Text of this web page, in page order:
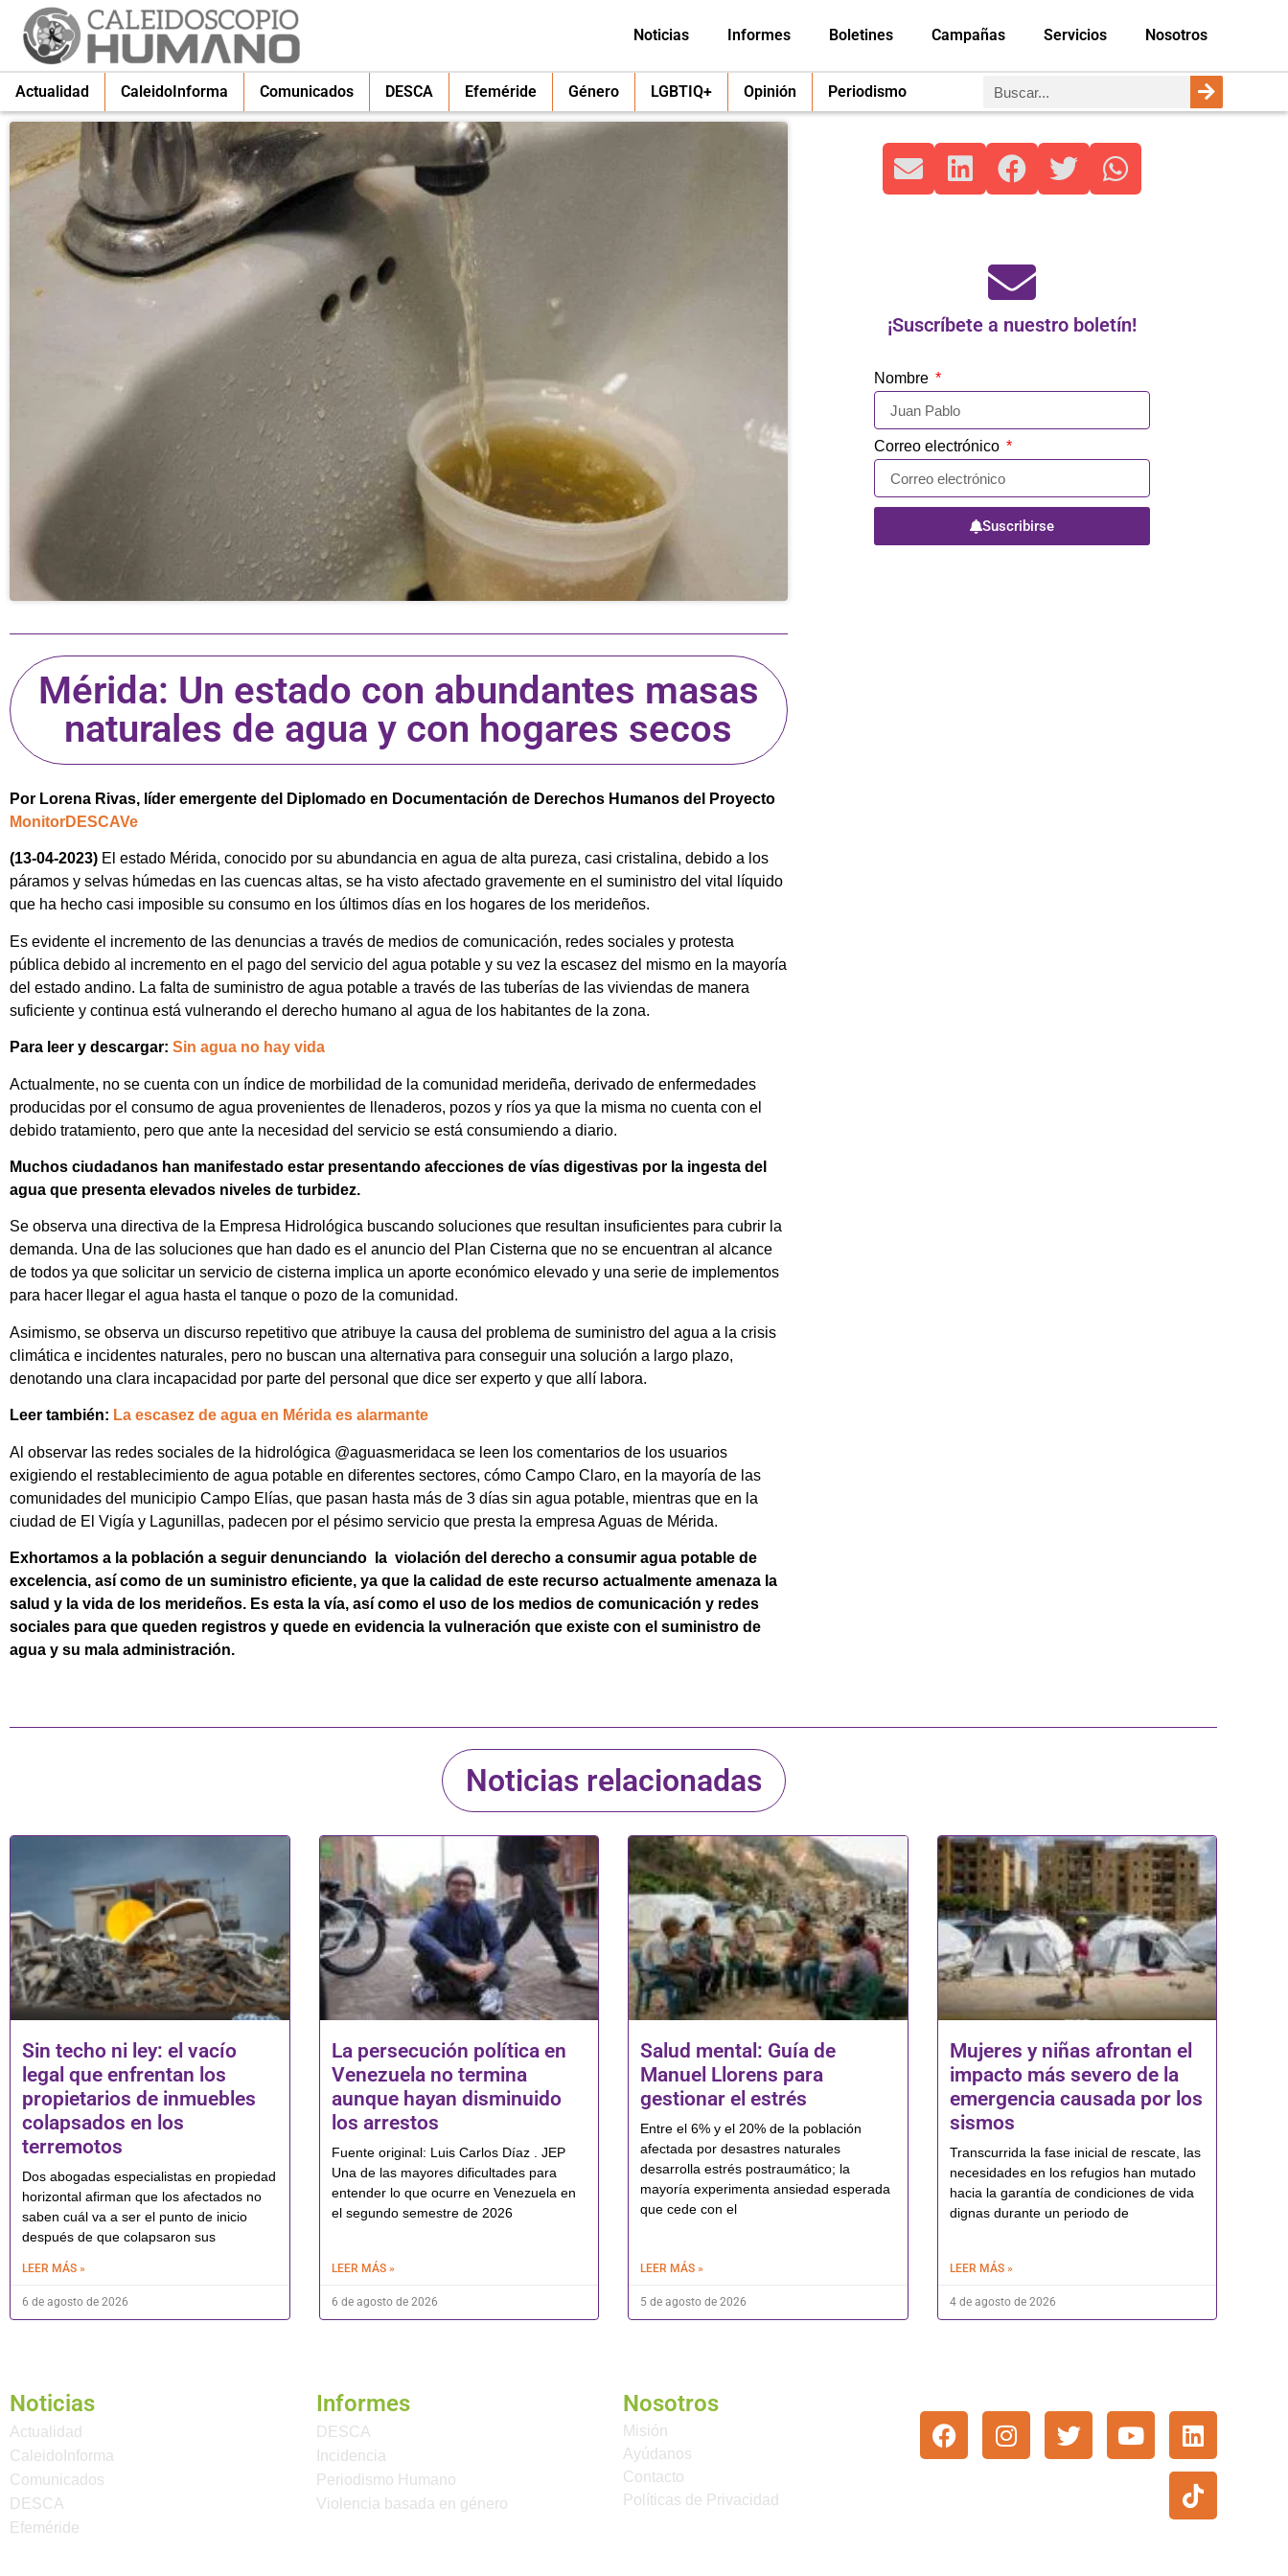
Noticias Informes Boletines Campañas Servicios Nosotros
Actualidad CaleidoInforma Comunicados DESCA Efeméride Género LGBTIQ+ Opinión Periodismo
Mérida: Un estado con abundantes masas
naturales de agua y con hogares secos
Por Lorena Rivas, líder emergente del Diplomado en Documentación de Derechos Humanos del Proyecto
MonitorDESCAVe
(13-04-2023) El estado Mérida, conocido por su abundancia en agua de alta pureza, casi cristalina, debido a los
páramos y selvas húmedas en las cuencas altas, se ha visto afectado gravemente en el suministro del vital líquido
que ha hecho casi imposible su consumo en los últimos días en los hogares de los merideños.
Es evidente el incremento de las denuncias a través de medios de comunicación, redes sociales y protesta
pública debido al incremento en el pago del servicio del agua potable y su vez la escasez del mismo en la mayoría
del estado andino. La falta de suministro de agua potable a través de las tuberías de las viviendas de manera
suficiente y continua está vulnerando el derecho humano al agua de los habitantes de la zona.
Para leer y descargar: Sin agua no hay vida
Actualmente, no se cuenta con un índice de morbilidad de la comunidad merideña, derivado de enfermedades
producidas por el consumo de agua provenientes de llenaderos, pozos y ríos ya que la misma no cuenta con el
debido tratamiento, pero que ante la necesidad del servicio se está consumiendo a diario.
Muchos ciudadanos han manifestado estar presentando afecciones de vías digestivas por la ingesta del
agua que presenta elevados niveles de turbidez.
Se observa una directiva de la Empresa Hidrológica buscando soluciones que resultan insuficientes para cubrir la
demanda. Una de las soluciones que han dado es el anuncio del Plan Cisterna que no se encuentran al alcance
de todos ya que solicitar un servicio de cisterna implica un aporte económico elevado y una serie de implementos
para hacer llegar el agua hasta el tanque o pozo de la comunidad.
Asimismo, se observa un discurso repetitivo que atribuye la causa del problema de suministro del agua a la crisis
climática e incidentes naturales, pero no buscan una alternativa para conseguir una solución a largo plazo,
denotando una clara incapacidad por parte del personal que dice ser experto y que allí labora.
Leer también: La escasez de agua en Mérida es alarmante
Al observar las redes sociales de la hidrológica @aguasmeridaca se leen los comentarios de los usuarios
exigiendo el restablecimiento de agua potable en diferentes sectores, cómo Campo Claro, en la mayoría de las
comunidades del municipio Campo Elías, que pasan hasta más de 3 días sin agua potable, mientras que en la
ciudad de El Vigía y Lagunillas, padecen por el pésimo servicio que presta la empresa Aguas de Mérida.
Exhortamos a la población a seguir denunciando la violación del derecho a consumir agua potable de
excelencia, así como de un suministro eficiente, ya que la calidad de este recurso actualmente amenaza la
salud y la vida de los merideños. Es esta la vía, así como el uso de los medios de comunicación y redes
sociales para que queden registros y quede en evidencia la vulneración que existe con el suministro de
agua y su mala administración.
¡Suscríbete a nuestro boletín!
Nombre
Correo electrónico
Suscribirse
Noticias relacionadas
Sin techo ni ley: el vacío
legal que enfrentan los
propietarios de inmuebles
colapsados en los
terremotos
Dos abogadas especialistas en propiedad
horizontal afirman que los afectados no
saben cuál va a ser el punto de inicio
después de que colapsaron sus
LEER MÁS »
6 de agosto de 2026
La persecución política en
Venezuela no termina
aunque hayan disminuido
los arrestos
Fuente original: Luis Carlos Díaz . JEP
Una de las mayores dificultades para
entender lo que ocurre en Venezuela en
el segundo semestre de 2026
LEER MÁS »
6 de agosto de 2026
Salud mental: Guía de
Manuel Llorens para
gestionar el estrés
Entre el 6% y el 20% de la población
afectada por desastres naturales
desarrolla estrés postraumático; la
mayoría experimenta ansiedad esperada
que cede con el
LEER MÁS »
5 de agosto de 2026
Mujeres y niñas afrontan el
impacto más severo de la
emergencia causada por los
sismos
Transcurrida la fase inicial de rescate, las
necesidades en los refugios han mutado
hacia la garantía de condiciones de vida
dignas durante un periodo de
LEER MÁS »
4 de agosto de 2026
Noticias
Actualidad
CaleidoInforma
Comunicados
DESCA
Efeméride
Informes
DESCA
Incidencia
Periodismo Humano
Violencia basada en género
Nosotros
Misión
Ayúdanos
Contacto
Políticas de Privacidad